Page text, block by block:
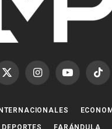
X
InstagramYouTube
INTERNACIONALES